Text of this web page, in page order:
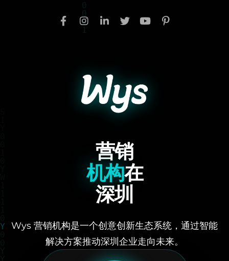
营销
机构在
深圳
Wys 营销机构是一个创意创新生态系统，通过智能
解决方案推动深圳企业走向未来。